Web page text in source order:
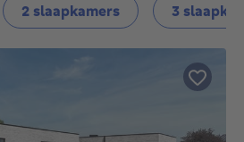
2 slaapkamers 3